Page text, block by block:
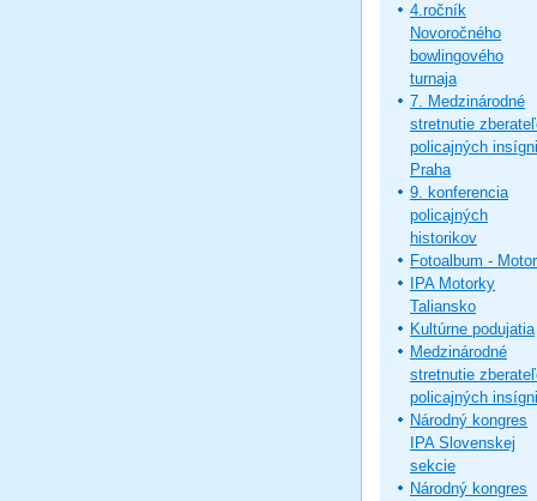
4.ročník
Novoročného
bowlingového
turnaja
7. Medzinárodné
stretnutie
policajných
Praha
9. konferencia
policajných
historikov
Fotoalbum -
IPA Motorky
Taliansko
Kultúrne podujatia
Medzinárodné
stretnutie
policajných
Národný kongres
IPA Slovenskej
sekcie
Národný kongres